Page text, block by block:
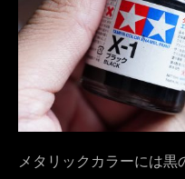
メタリックカラーには黒